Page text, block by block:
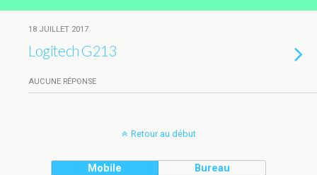
18 JUILLET 2017
Logitech G213
AUCUNE RÉPONSE
Retour au début
Mobile Bureau